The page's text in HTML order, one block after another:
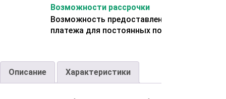
Возможности рассрочки
Возможность предоставления отсрочки
платежа для постоянных покупателей.
Описание Характеристики